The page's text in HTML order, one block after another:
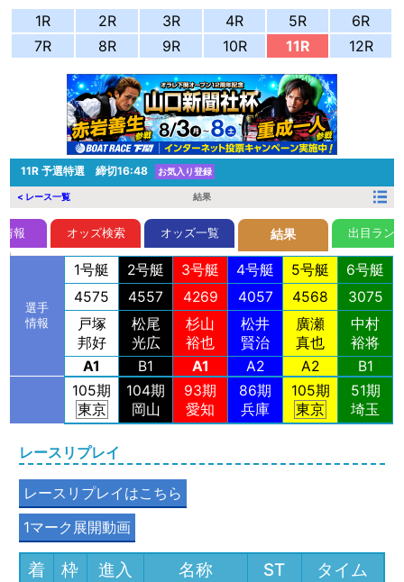
1R 2R 3R 4R 5R
6R
7R
8R 9R 10R 11R 12R
11R予選特選 締切16:48 お気入り登録
< レース一覧 結果
報 オッズ検索 オッズ一覧 結果 出目ラン
選手
情報
1号艇 2号艇 3号艇 4号艇 5号艇
6号艇
4575
4557 4269 4057 4568
3075
戸塚
邦好
松尾
光広
杉山
裕也
松井
賢治
廣瀬
真也
中村
裕将
A1
B1 A1 A2 A2
B1
105期
東京
104期
岡山
93期
愛知
86期
兵庫
105期
東京
51期
埼玉
レースリプレイ
レースリプレイはこちら
1マーク展開動画
着 枠 進入 名称 ST
タイム